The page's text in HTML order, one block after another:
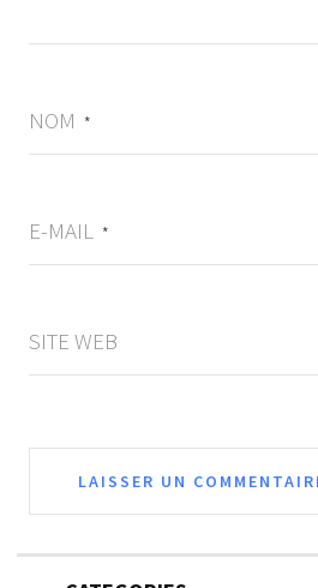
NOM *
E-MAIL *
SITE WEB